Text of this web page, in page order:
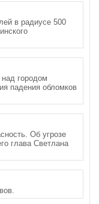
в радиусе 500
городом
падения обломков
Об угрозе
глава Светлана